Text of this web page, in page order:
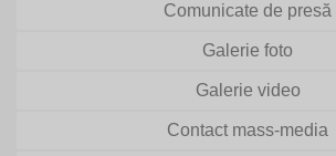
Comunicate de presă
Galerie foto
Galerie video
Contact mass-media